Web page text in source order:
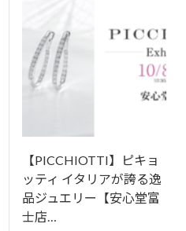
【PICCHIOTTI】ピキョ
ッティ イタリアが誇る逸
品ジュエリー【安心堂富
士店…